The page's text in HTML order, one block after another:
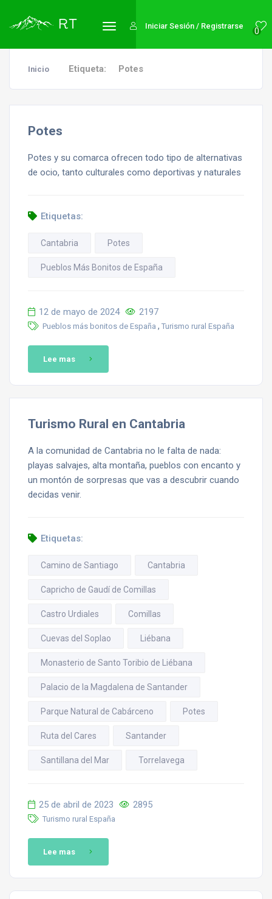
0
Iniciar Sesión / Registrarse
Inicio Etiqueta: Potes
Potes
Potes y su comarca ofrecen todo tipo de alternativas
de ocio, tanto culturales como deportivas y naturales
Etiquetas:
Cantabria Potes
Pueblos Más Bonitos de España
12 de mayo de 2024 2197
Pueblos más bonitos de España , Turismo rural España
Lee mas
Turismo Rural en Cantabria
A la comunidad de Cantabria no le falta de nada:
playas salvajes, alta montaña, pueblos con encanto y
un montón de sorpresas que vas a descubrir cuando
decidas venir.
Etiquetas:
Camino de Santiago Cantabria
Capricho de Gaudí de Comillas
Castro Urdiales Comillas
Cuevas del Soplao Liébana
Monasterio de Santo Toribio de Liébana
Palacio de la Magdalena de Santander
Parque Natural de Cabárceno Potes
Ruta del Cares Santander
Santillana del Mar Torrelavega
25 de abril de 2023 2895
Turismo rural España
Lee mas